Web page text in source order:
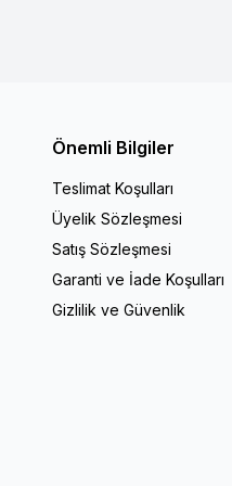
Önemli Bilgiler
Teslimat Koşulları
Üyelik Sözleşmesi
Satış Sözleşmesi
Garanti ve İade Koşulları
Gizlilik ve Güvenlik